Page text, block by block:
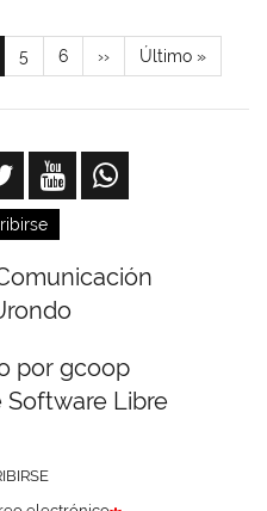
Page
5 Page
6
Siguiente
página
››
Última
página
Último »
por gcoop
Libre